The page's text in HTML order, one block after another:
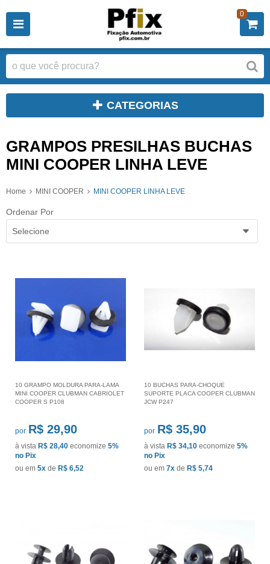
0
CATEGORIAS
GRAMPOS PRESILHAS BUCHAS
MINI COOPER LINHA LEVE
Home MINI COOPER MINI COOPER LINHA LEVE
Ordenar Por
Selecione
10 GRAMPO MOLDURA PARA-LAMA
MINI COOPER CLUBMAN CABRIOLET
COOPER S P108
por R$ 29,90
à vista R$ 28,40 economize 5%
no Pix
ou em 5x de R$ 6,52
10 BUCHAS PARA-CHOQUE
SUPORTE PLACA COOPER CLUBMAN
JCW P247
por R$ 35,90
à vista R$ 34,10 economize 5%
no Pix
ou em 7x de R$ 5,74